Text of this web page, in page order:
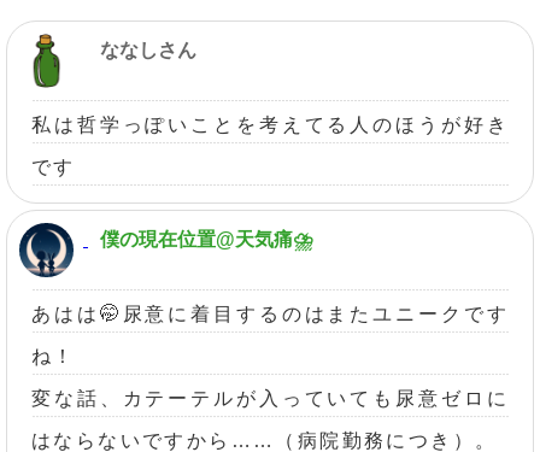
ななしさん
私は哲学っぽいことを考えてる人のほうが好き
です
僕の現在位置@天気痛⛈
あはは🤭尿意に着目するのはまたユニークです
ね！
変な話、カテーテルが入っていても尿意ゼロに
はならないですから……（病院勤務につき）。